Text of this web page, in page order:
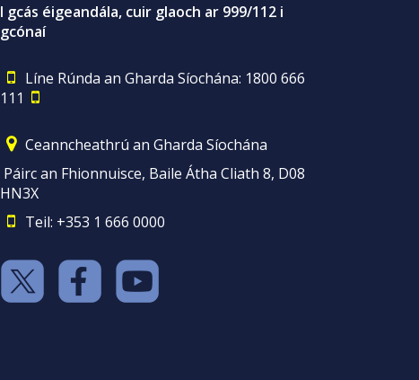
I gcás éigeandála, cuir glaoch ar 999/112 i
gcónaí
Líne Rúnda an Gharda Síochána: 1800 666
111
Ceanncheathrú an Gharda Síochána
Páirc an Fhionnuisce, Baile Átha Cliath 8, D08
HN3X
Teil: +353 1 666 0000